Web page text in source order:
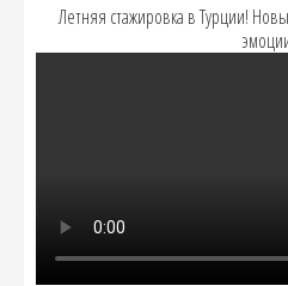
Летняя стажировка в Турции!